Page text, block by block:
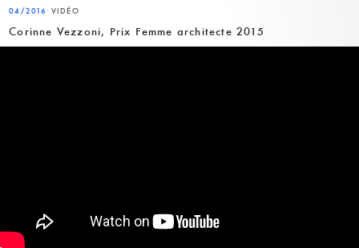
04/2016 VIDÉO
Corinne Vezzoni, Prix Femme architecte 2015